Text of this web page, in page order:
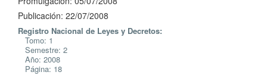
Publicación: 22/07/2008
Registro Nacional de Leyes y Decretos:
Tomo: 1
Semestre: 2
Año: 2008
Página: 18